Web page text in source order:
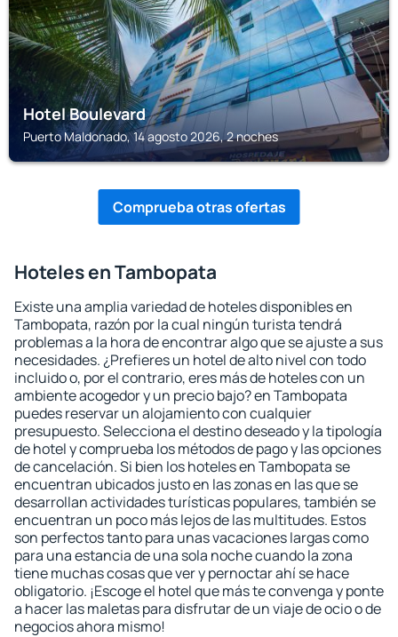
Hotel Boulevard
Puerto Maldonado, 14 agosto 2026, 2 noches
Comprueba otras ofertas
Hoteles en Tambopata
Existe una amplia variedad de hoteles disponibles en
Tambopata, razón por la cual ningún turista tendrá
problemas a la hora de encontrar algo que se ajuste a sus
necesidades. ¿Prefieres un hotel de alto nivel con todo
incluido o, por el contrario, eres más de hoteles con un
ambiente acogedor y un precio bajo? en Tambopata
puedes reservar un alojamiento con cualquier
presupuesto. Selecciona el destino deseado y la tipología
de hotel y comprueba los métodos de pago y las opciones
de cancelación. Si bien los hoteles en Tambopata se
encuentran ubicados justo en las zonas en las que se
desarrollan actividades turísticas populares, también se
encuentran un poco más lejos de las multitudes. Estos
son perfectos tanto para unas vacaciones largas como
para una estancia de una sola noche cuando la zona
tiene muchas cosas que ver y pernoctar ahí se hace
obligatorio. ¡Escoge el hotel que más te convenga y ponte
a hacer las maletas para disfrutar de un viaje de ocio o de
negocios ahora mismo!